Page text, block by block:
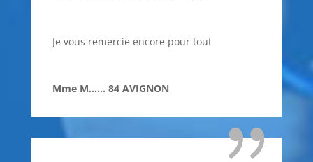
Je vous remercie encore pour tout
Mme M…… 84 AVIGNON